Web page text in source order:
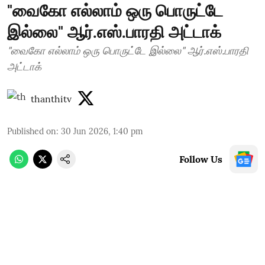
"வைகோ எல்லாம் ஒரு பொருட்டே
இல்லை" ஆர்.எஸ்.பாரதி அட்டாக்
"வைகோ எல்லாம் ஒரு பொருட்டே இல்லை" ஆர்.எஸ்.பாரதி
அட்டாக்
thanthitv
Published on: 30 Jun 2026, 1:40 pm
Follow Us